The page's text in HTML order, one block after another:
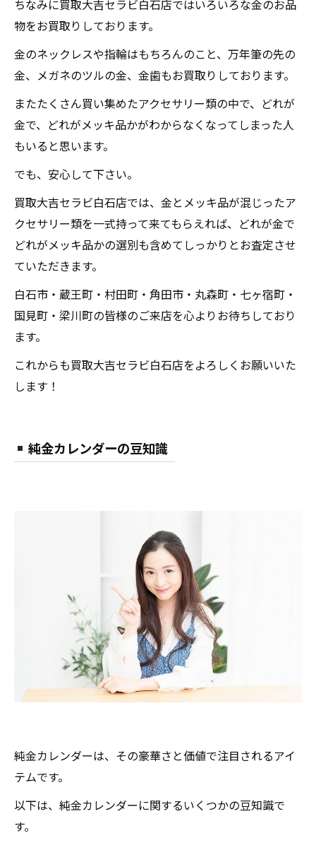
ちなみに買取大吉セラビ白石店ではいろいろな金のお品
物をお買取りしております。
金のネックレスや指輪はもちろんのこと、万年筆の先の
金、メガネのツルの金、金歯もお買取りしております。
またたくさん買い集めたアクセサリー類の中で、どれが
金で、どれがメッキ品かがわからなくなってしまった人
もいると思います。
でも、安心して下さい。
買取大吉セラビ白石店では、金とメッキ品が混じったア
クセサリー類を一式持って来てもらえれば、どれが金で
どれがメッキ品かの選別も含めてしっかりとお査定させ
ていただきます。
白石市・蔵王町・村田町・角田市・丸森町・七ヶ宿町・
国見町・梁川町の皆様のご来店を心よりお待ちしており
ます。
これからも買取大吉セラビ白石店をよろしくお願いいた
します！
純金カレンダーの豆知識
純金カレンダーは、その豪華さと価値で注目されるアイ
テムです。
以下は、純金カレンダーに関するいくつかの豆知識で
す。